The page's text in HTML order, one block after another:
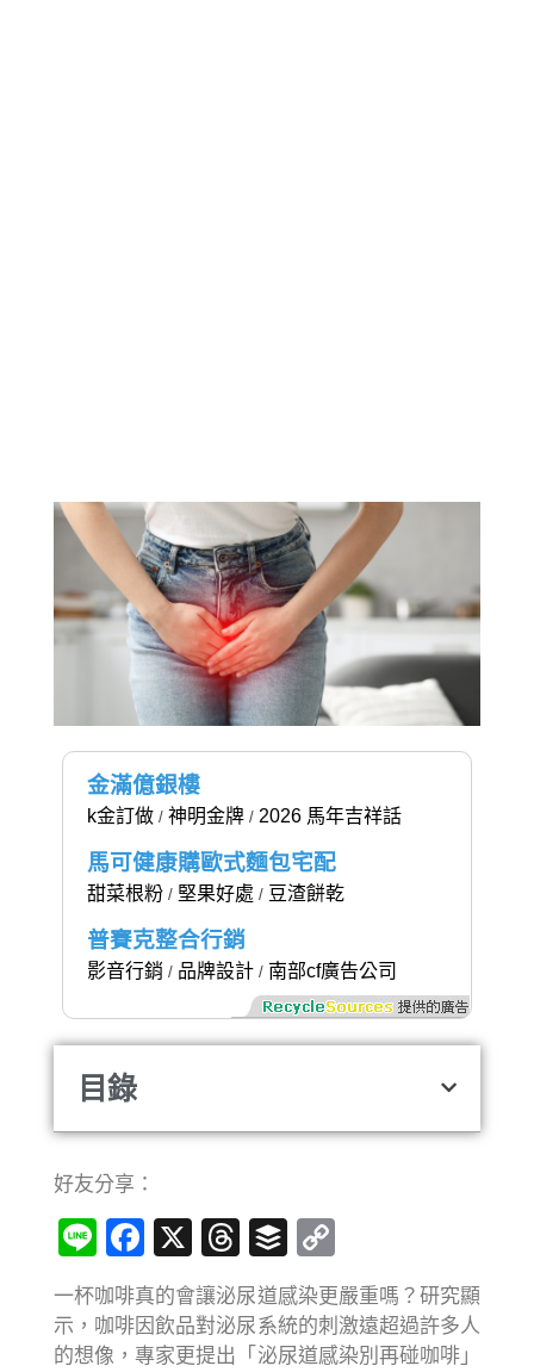
金滿億銀樓
k金訂做/ 神明金牌/ 2026 馬年吉祥話
馬可健康購歐式麵包宅配
甜菜根粉/ 堅果好處 / 豆渣餅乾
普賽克整合行銷
影音行銷 / 品牌設計/ 南部cf廣告公司
目錄
好友分享：
LineFacebook
X Threads
Buffer
Link
一杯咖啡真的會讓泌尿道感染更嚴重嗎？研究顯
示，咖啡因飲品對泌尿系統的刺激遠超過許多人
的想像，專家更提出「泌尿道感染別再碰咖啡」